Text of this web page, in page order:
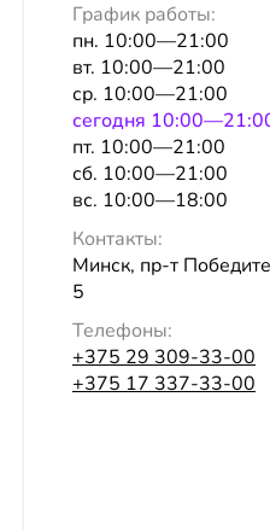
График работы:
пн. 10:00—21:00
вт. 10:00—21:00
ср. 10:00—21:00
сeгодня 10:00—21:00
пт. 10:00—21:00
сб. 10:00—21:00
вс. 10:00—18:00
Контакты:
Минск, пр-т
5
Телефоны:
+375 29 309-33-00
+375 17 337-33-00